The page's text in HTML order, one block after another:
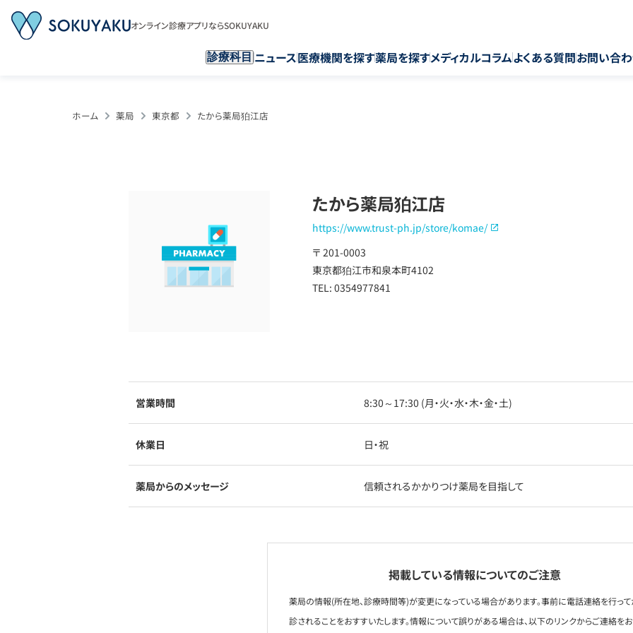
オンライン診療アプリならSOKUYAKU
診療科目 ニュース医療機関を探す薬局を探すメディカルコラムよくある質問お問い合
ホーム 薬局 東京都 たから薬局狛江店
たから薬局狛江店
https://www.trust-ph.jp/store/komae/
〒 201-0003
東京都狛江市和泉本町4102
TEL: 0354977841
営業時間 8:30～17:30 (月・火・水・木・金・土)
休業日 日・祝
薬局からのメッセージ 信頼されるかかりつけ薬局を目指して
掲載している情報についてのご注意
薬局の情報(所在地、診療時間等)が変更になっている場合があります。事前に電話連絡を行っ
診されることをおすすいたします。情報について誤りがある場合は、以下のリンクからご連絡を